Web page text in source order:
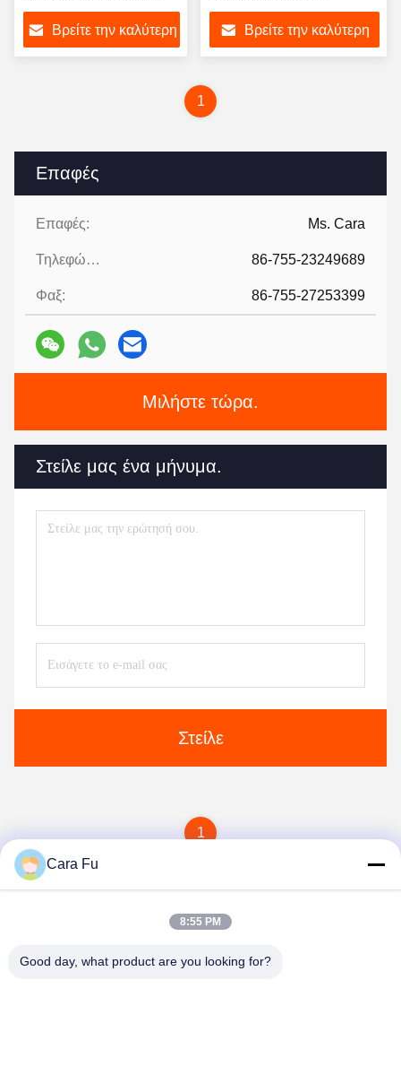
Επαφές
Επαφές: Ms. Cara
Τηλεφώνημα: 86-755-23249689
Φαξ: 86-755-27253399
Μιλήστε τώρα.
Στείλε μας ένα μήνυμα.
Στείλε
PLCC-6
Βρείτε την καλύτερη
εξωτερικό φωτισμό φυτών
κήπου με ευρεία γωνία
θέασης
Βρείτε την καλύτερη
1
1
Cara Fu
8:55 PM
Good day, what product are you looking for?